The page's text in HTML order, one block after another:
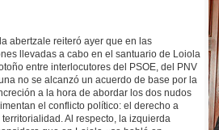
abertzale reiteró ayer que en las
llevadas a cabo en el santuario de Loiola
entre interlocutores del PSOE, del PNV
no se alcanzó un acuerdo de base por la
a la hora de abordar los dos nudos
el conflicto político: el derecho a
Al respecto, la izquierda